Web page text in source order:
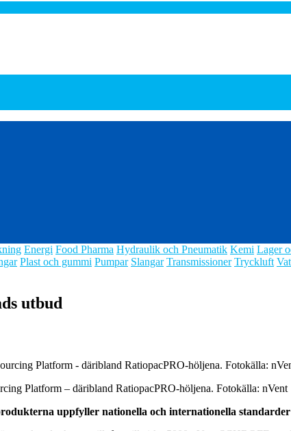
Energi Food Pharma Hydraulik och Pneumatik Kemi Lager
Plast och gummi Pumpar Slangar Transmissioner Tryckluft
utbud
Platform – däribland RatiopacPRO-höljena. Fotokälla: nVent
uppfyller nationella och internationella